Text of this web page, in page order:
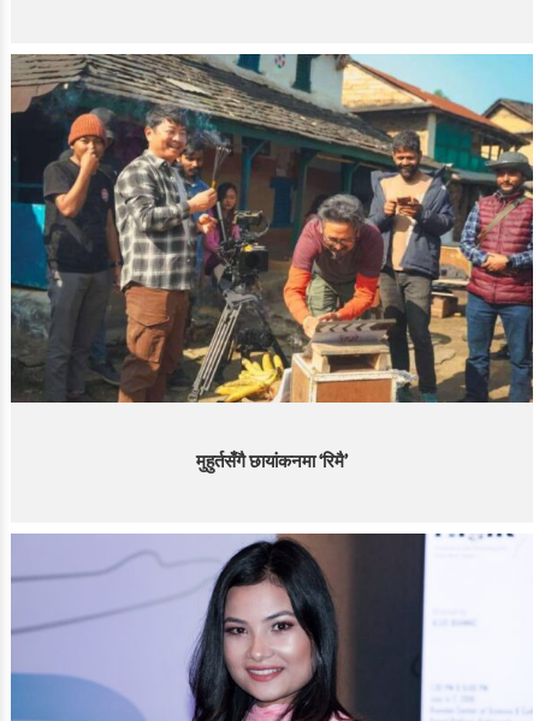
मुहुर्तसँगै छायांकनमा ‘रिमै’